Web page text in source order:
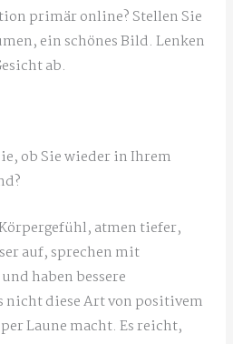
primär online? Stellen Sie
ein schönes Bild. Lenken
ab.
ob Sie wieder in Ihrem
atmen tiefer,
auf, sprechen mit
haben bessere
nicht diese Art von positivem
Laune macht. Es reicht,